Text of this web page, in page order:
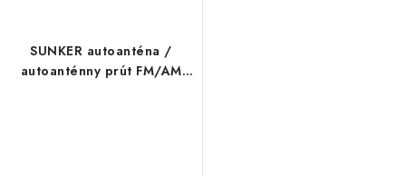
SUNKER autoanténa /
autoanténny prút FM/AM